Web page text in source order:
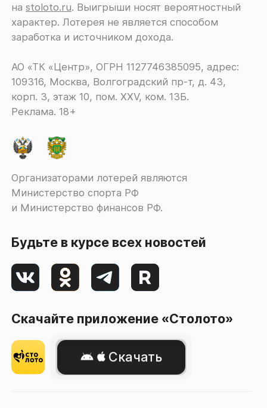
наstoloto.ru. Выигрыши носят вероятностный
характер. Лотерея не является способом
заработка и источником дохода.
АО «ТК «Центр», ОГРН 1127746385095, адрес:
109316, Москва, Волгоградский пр-т, д. 43,
корп. 3, этаж 10, пом. XXV, ком. 13Б.
Реклама. 18+
Организаторами лотерей являются
Министерство спорта РФ
и Министерство финансов РФ.
Будьте в курсе всех новостей
Скачайте приложение «Столото»
Скачать